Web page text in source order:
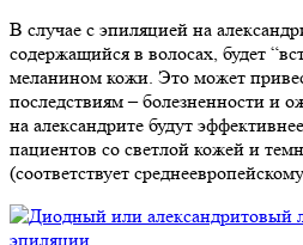
В случае с эпиляцией на
содержащийся в волосах, будет
меланином кожи. Это может
последствиям – болезненности и
на александрите будут
пациентов со светлой кожей и
(соответствует